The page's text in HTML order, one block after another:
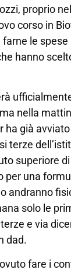
proprio
corso in
le
hanno
nella
ha già avviato
terze
superiore
per una
andranno
solo le
e via
dad.
fare i